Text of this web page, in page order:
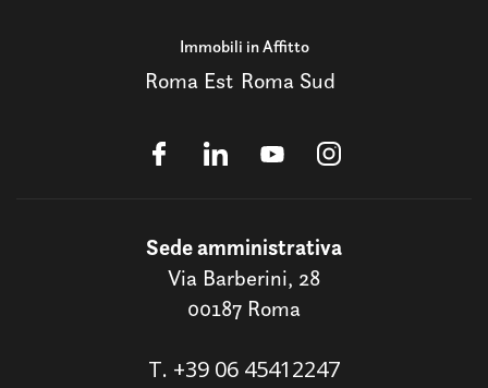
Immobili in Affitto
Roma Est Roma Sud
Sede amministrativa
Via Barberini, 28
00187 Roma
T. +39 06 45412247